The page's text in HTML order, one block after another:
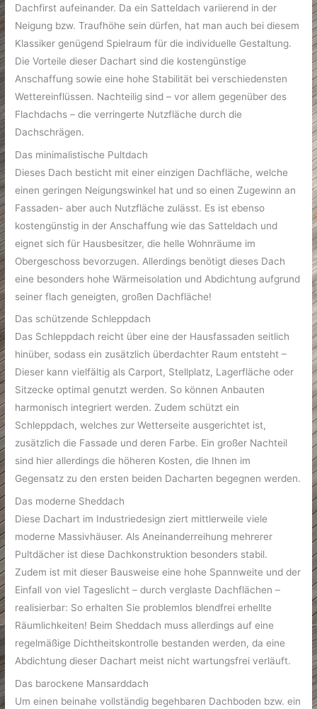
Dachfirst aufeinander. Da ein Satteldach variierend in der
Neigung bzw. Traufhöhe sein dürfen, hat man auch bei diesem
Klassiker genügend Spielraum für die individuelle Gestaltung.
Die Vorteile dieser Dachart sind die kostengünstige
Anschaffung sowie eine hohe Stabilität bei verschiedensten
Wettereinflüssen. Nachteilig sind – vor allem gegenüber des
Flachdachs – die verringerte Nutzfläche durch die
Dachschrägen.
Das minimalistische Pultdach
Dieses Dach besticht mit einer einzigen Dachfläche, welche
einen geringen Neigungswinkel hat und so einen Zugewinn an
Fassaden- aber auch Nutzfläche zulässt. Es ist ebenso
kostengünstig in der Anschaffung wie das Satteldach und
eignet sich für Hausbesitzer, die helle Wohnräume im
Obergeschoss bevorzugen. Allerdings benötigt dieses Dach
eine besonders hohe Wärmeisolation und Abdichtung aufgrund
seiner flach geneigten, großen Dachfläche!
Das schützende Schleppdach
Das Schleppdach reicht über eine der Hausfassaden seitlich
hinüber, sodass ein zusätzlich überdachter Raum entsteht –
Dieser kann vielfältig als Carport, Stellplatz, Lagerfläche oder
Sitzecke optimal genutzt werden. So können Anbauten
harmonisch integriert werden. Zudem schützt ein
Schleppdach, welches zur Wetterseite ausgerichtet ist,
zusätzlich die Fassade und deren Farbe. Ein großer Nachteil
sind hier allerdings die höheren Kosten, die Ihnen im
Gegensatz zu den ersten beiden Dacharten begegnen werden.
Das moderne Sheddach
Diese Dachart im Industriedesign ziert mittlerweile viele
moderne Massivhäuser. Als Aneinanderreihung mehrerer
Pultdächer ist diese Dachkonstruktion besonders stabil.
Zudem ist mit dieser Bausweise eine hohe Spannweite und der
Einfall von viel Tageslicht – durch verglaste Dachflächen –
realisierbar: So erhalten Sie problemlos blendfrei erhellte
Räumlichkeiten! Beim Sheddach muss allerdings auf eine
regelmäßige Dichtheitskontrolle bestanden werden, da eine
Abdichtung dieser Dachart meist nicht wartungsfrei verläuft.
Das barockene Mansarddach
Um einen beinahe vollständig begehbaren Dachboden bzw. ein